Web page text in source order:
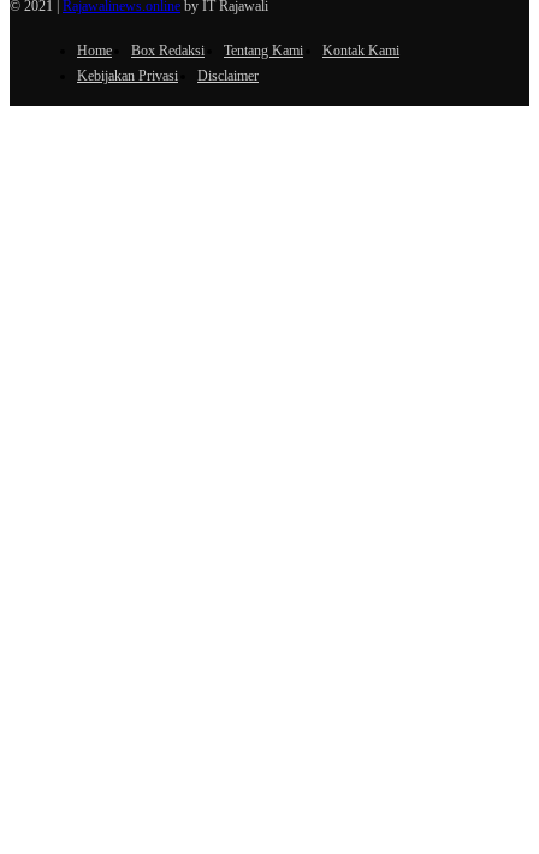
© 2021 | Rajawalinews.online by IT Rajawali
Home Box Redaksi Tentang Kami
Kontak Kami
Kebijakan Privasi
Disclaimer